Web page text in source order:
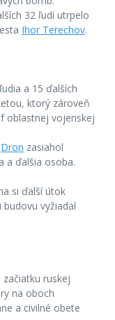
32 ľudí utrpelo
Ihor Terechov.
a 15 ďalších
ktorý zároveň
oblastnej vojenskej
Dron zasiahol
a ďalšia osoba.
si ďalší útok
vyžiadal
ruskej
na oboch
a civilné obete